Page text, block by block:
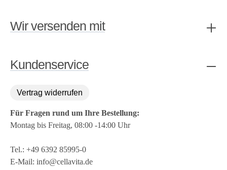
Wir versenden mit
Kundenservice
Vertrag widerrufen
Für Fragen rund um Ihre Bestellung:
Montag bis Freitag, 08:00 -14:00 Uhr
Tel.: +49 6392 85995-0
E-Mail: info@cellavita.de